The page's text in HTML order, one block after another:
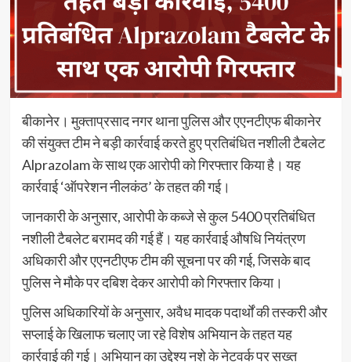
बीकानेर। मुक्ताप्रसाद नगर थाना पुलिस और एएनटीएफ बीकानेर
की संयुक्त टीम ने बड़ी कार्रवाई करते हुए प्रतिबंधित नशीली टैबलेट
Alprazolam के साथ एक आरोपी को गिरफ्तार किया है। यह
कार्रवाई ‘ऑपरेशन नीलकंठ’ के तहत की गई।
जानकारी के अनुसार, आरोपी के कब्जे से कुल 5400 प्रतिबंधित
नशीली टैबलेट बरामद की गई हैं। यह कार्रवाई औषधि नियंत्रण
अधिकारी और एएनटीएफ टीम की सूचना पर की गई, जिसके बाद
पुलिस ने मौके पर दबिश देकर आरोपी को गिरफ्तार किया।
पुलिस अधिकारियों के अनुसार, अवैध मादक पदार्थों की तस्करी और
सप्लाई के खिलाफ चलाए जा रहे विशेष अभियान के तहत यह
कार्रवाई की गई। अभियान का उद्देश्य नशे के नेटवर्क पर सख्त